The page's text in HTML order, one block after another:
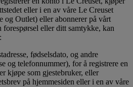
eller i en av våre Le Creuset
og Outlet) eller abonnerer på vårt
eller ditt samtykke, kan
fødselsdato, og andre
og telefonnummer), for å registrere en
kjøpe som gjestebruker, eller
på hjemmesiden eller i en av våre